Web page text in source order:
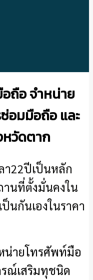
ถือ จำหน่าย
อมมือถือ และ
วัดตาก
า22ปีเป็นหลัก
านที่ตั้งมั่นคงใน
นกันเองในราคา
น่ายโทรศัพท์มือ
ณ์เสริมทุชนิด